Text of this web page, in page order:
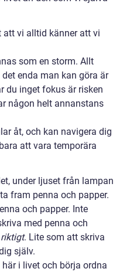
att vi alltid känner att vi
som en storm. Allt
enda man kan göra är
du inget fokus är risken
någon helt annanstans
åt, och kan navigera dig
att vara temporära
under ljuset från lampan
fram penna och papper.
och papper. Inte
med penna och
. Lite som att skriva
själv.
i livet och börja ordna